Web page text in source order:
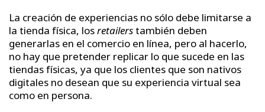
La creación de experiencias no sólo debe limitarse a
la tienda física, losretailerstambién deben
generarlas en el comercio en línea, pero al hacerlo,
no hay que pretender replicar lo que sucede en las
tiendas físicas, ya que los clientes que son nativos
digitales no desean que su experiencia virtual sea
como en persona.